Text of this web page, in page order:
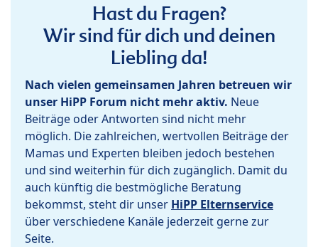
Hast du Fragen?
Wir sind für dich und deinen
Liebling da!
Nach vielen gemeinsamen Jahren betreuen wir
unser HiPP Forum nicht mehr aktiv. Neue
Beiträge oder Antworten sind nicht mehr
möglich. Die zahlreichen, wertvollen Beiträge der
Mamas und Experten bleiben jedoch bestehen
und sind weiterhin für dich zugänglich. Damit du
auch künftig die bestmögliche Beratung
bekommst, steht dir unser HiPP Elternservice
über verschiedene Kanäle jederzeit gerne zur
Seite.